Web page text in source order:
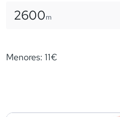
2600m
Menores: 11€